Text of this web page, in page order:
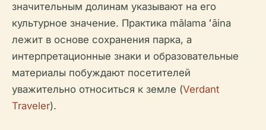
значительным долинам указывают на его
культурное значение. Практика mālama ʻāina
лежит в основе сохранения парка, а
интерпретационные знаки и образовательные
материалы побуждают посетителей
уважительно относиться к земле (Verdant
Traveler).